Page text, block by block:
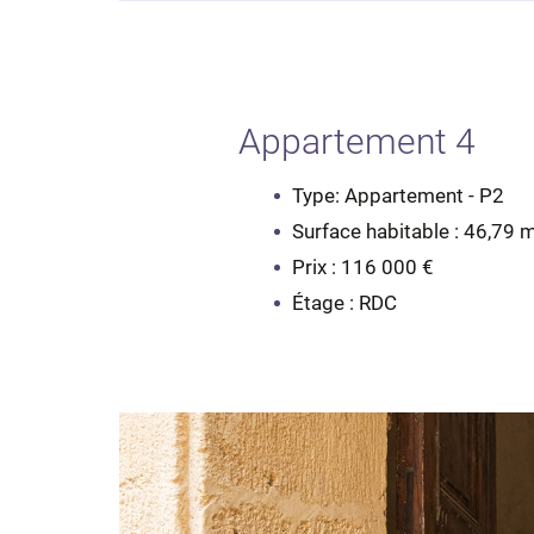
Appartement 4
Type: Appartement - P2
Surface habitable : 46,79
Prix : 116 000 €
Étage : RDC